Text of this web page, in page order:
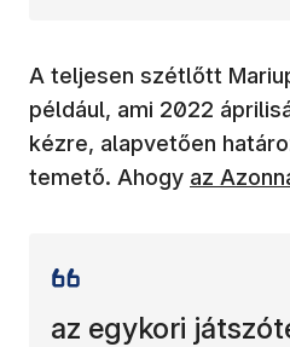
A teljesen szétlőtt
például, ami 2022
kézre, alapvetően
temető. Ahogy (új
az
az egykori